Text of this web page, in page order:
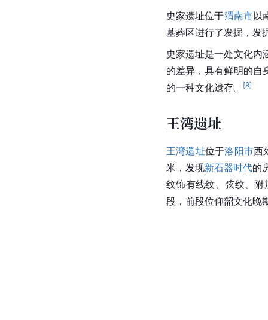
史家遗址位于渭南市以
墓葬区进行了发掘，发
史家遗址是一处文化内
的差异，具有鲜明的自
的一种文化遗存。
[9]
王湾遗址
王湾遗址位于洛阳市西
米，发现新石器时代的
纹饰有线纹、弦纹、附
段，前段位仰韶文化晚